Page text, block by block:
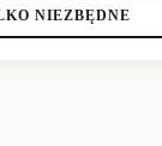
NIEZBĘDNE
są